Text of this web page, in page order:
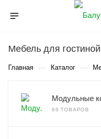
Мебель для гостиной
Главная — Каталог —
Модульные
66 ТОВАРОВ